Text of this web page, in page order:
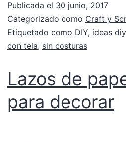
Publicada el 30 junio, 2017
Categorizado como Craft y
Etiquetado como DIY, ideas diy
con tela, sin costuras
Lazos de
para decorar